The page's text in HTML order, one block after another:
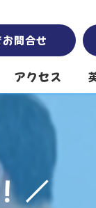
問合せ
アクセス
Sky High 岡崎南
Sky High 堤下公
／